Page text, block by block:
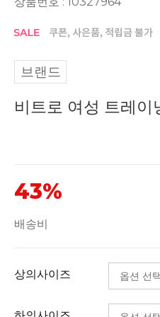
브랜드
비트로 여성 트레
43%
배송비
상의사이즈